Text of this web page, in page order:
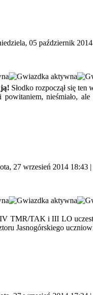
05 październik
Słodko rozpoczął się
powitaniem, nieśmiało,
27 wrzesień 2014 18:43 |
TMR/TAK i III LO
Jasnogórskiego